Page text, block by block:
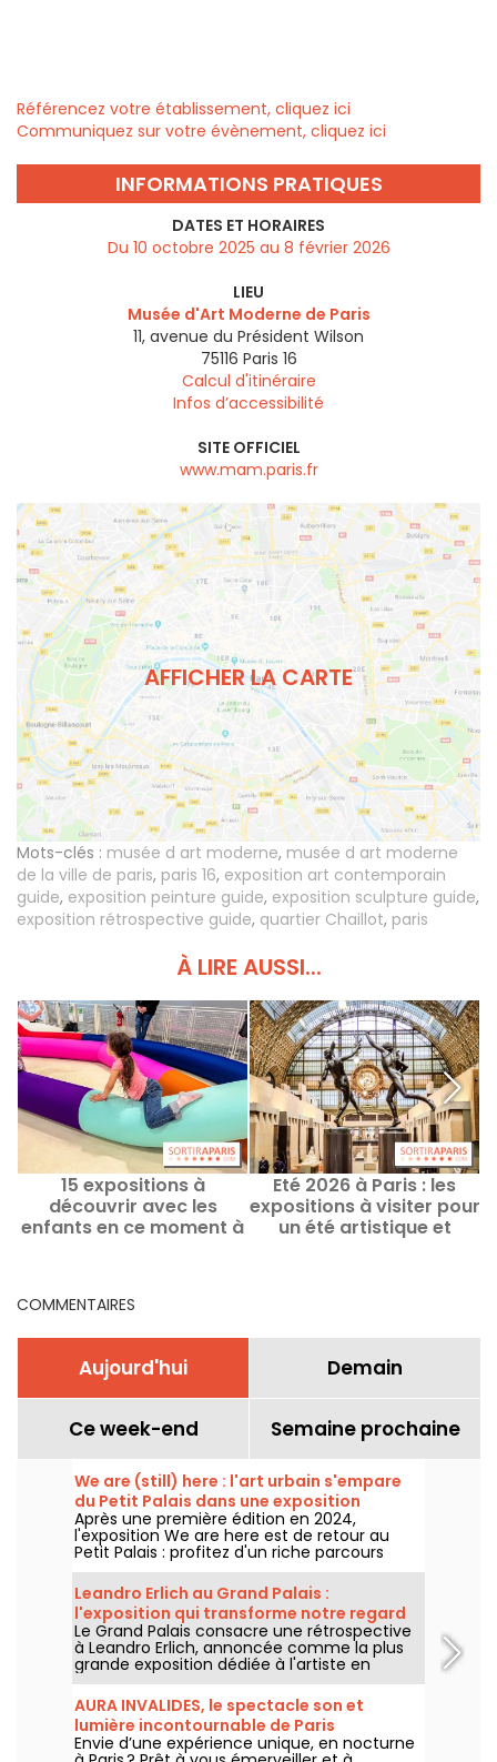
Référencez votre établissement, cliquez ici
Communiquez sur votre évènement, cliquez ici
INFORMATIONS PRATIQUES
DATES ET HORAIRES
Du 10 octobre 2025 au 8 février 2026
LIEU
Musée d'Art Moderne de Paris
11, avenue du Président Wilson
75116 Paris 16
Calcul d'itinéraire
Infos d’accessibilité
SITE OFFICIEL
www.mam.paris.fr
AFFICHER LA CARTE
Mots-clés : musée d art moderne, musée d art moderne
de la ville de paris, paris 16, exposition art contemporain
guide, exposition peinture guide, exposition sculpture guide,
exposition rétrospective guide, quartier Chaillot, paris
À LIRE AUSSI...
15 expositions à
découvrir avec les
enfants en ce moment à
Eté 2026 à Paris : les
expositions à visiter pour
un été artistique et
COMMENTAIRES
Aujourd'hui Demain
Ce week-end Semaine prochaine
We are (still) here : l'art urbain s'empare
du Petit Palais dans une exposition
gratuite cet été
Après une première édition en 2024,
l'exposition We are here est de retour au
Petit Palais : profitez d'un riche parcours
d'art urbain en plein cœur du musée des
Beaux-Arts. L'exposition est visible
gratuitement du 20 juin au 20 septembre
2026.
Leandro Erlich au Grand Palais :
l'exposition qui transforme notre regard
sur le réel - nos photos
Le Grand Palais consacre une rétrospective
à Leandro Erlich, annoncée comme la plus
grande exposition dédiée à l'artiste en
Europe ! Rendez-vous du 2 juin au 6
septembre 2026 pour découvrir l'univers
singulier de Leandro Erlich, connu pour ses
installations qui brouillent nos repères et
notre perception dans l'espace public.
AURA INVALIDES, le spectacle son et
lumière incontournable de Paris
Envie d’une expérience unique, en nocturne